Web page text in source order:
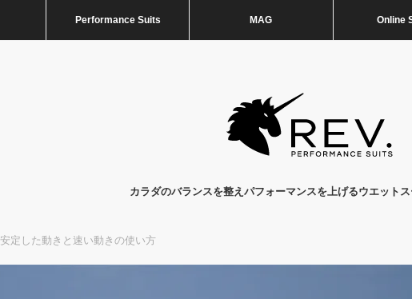
Performance Suits MAG Online
カラダのバランスを整えパフォーマンスを上げるウエット
安定した動きと速い動きの使い方